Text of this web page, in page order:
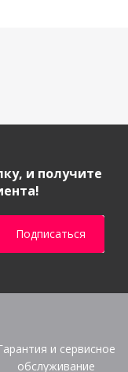
и получите
и сервисное
обслуживание